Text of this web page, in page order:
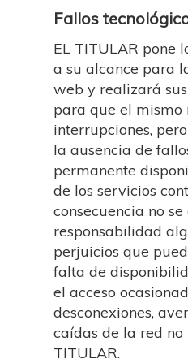
Fallos
EL TITULAR pone
a su alcance para
web y realizará
para que el mismo
interrupciones,
la ausencia de
permanente
de los servicios
consecuencia no
responsabilidad
perjuicios que
falta de
el acceso
desconexiones,
caídas de la red
TITULAR.